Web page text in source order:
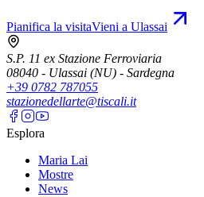
Pianifica la visitaVieni a Ulassai
S.P. 11 ex Stazione Ferroviaria
08040 - Ulassai (NU) - Sardegna
+39 0782 787055
stazionedellarte@tiscali.it
Esplora
Maria Lai
Mostre
News